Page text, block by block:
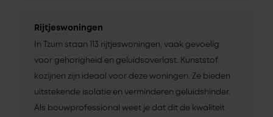
Rijtjeswoningen
In Tzum staan 113 rijtjeswoningen, vaak gevoelig
voor gehorigheid en geluidsoverlast. Kunststof
kozijnen zijn ideaal voor deze woningen. Ze bieden
uitstekende isolatie en verminderen geluidshinder.
Als bouwprofessional weet je dat dit de kwaliteit